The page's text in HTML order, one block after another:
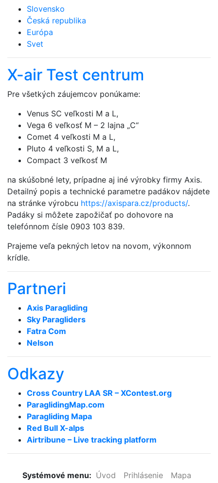
Slovensko
Česká republika
Európa
Svet
X-air Test centrum
Pre všetkých záujemcov ponúkame:
Venus SC veľkosti M a L,
Vega 6 veľkosť M – 2 lajna „C“
Comet 4 veľkosti M a L,
Pluto 4 veľkosti S, M a L,
Compact 3 veľkosť M
na skúšobné lety, prípadne aj iné výrobky firmy Axis.
Detailný popis a technické parametre padákov nájdete
na stránke výrobcu https://axispara.cz/products/.
Padáky si môžete zapožičať po dohovore na
telefónnom čísle 0903 103 839.
Prajeme veľa pekných letov na novom, výkonnom
krídle.
Partneri
Axis Paragliding
Sky Paragliders
Fatra Com
Nelson
Odkazy
Cross Country LAA SR – XContest.org
ParaglidingMap­.com
Paragliding Mapa
Red Bull X-alps
Airtribune – Live tracking platform
Systémové menu: Úvod Prihlásenie
Mapa